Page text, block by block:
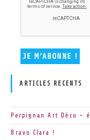
ARTICLES RECENTS
Perpignan Art Déco –
Bravo Clara !